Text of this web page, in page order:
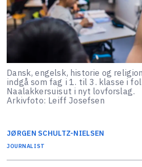
Dansk, engelsk, historie og
indgå som fag i 1. til 3. klasse i
Naalakkersuisut i nyt lovforslag.
Arkivfoto: Leiff Josefsen
JØRGEN SCHULTZ-NIELSEN
JOURNALIST